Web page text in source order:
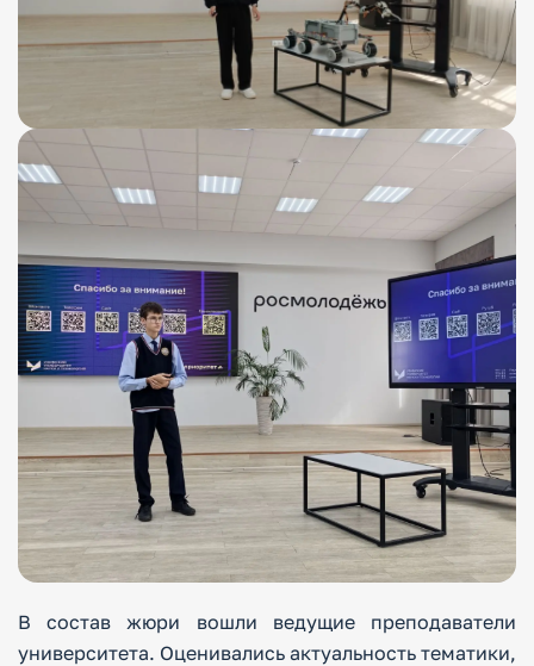
В состав жюри вошли ведущие преподаватели
университета. Оценивались актуальность тематики,